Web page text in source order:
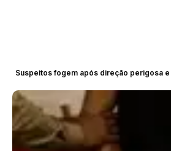
Suspeitos fogem após direção perigosa